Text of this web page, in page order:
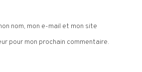
nom, mon e-mail et mon site
pour mon prochain commentaire.